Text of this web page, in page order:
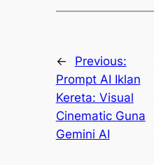
←
Previous:
Prompt AI Iklan
Kereta: Visual
Cinematic Guna
Gemini AI